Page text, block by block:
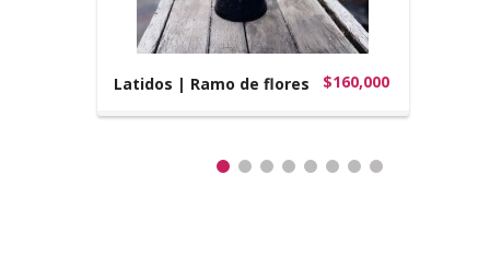
Latidos | Ramo de flores $160,000